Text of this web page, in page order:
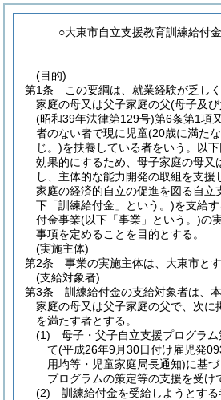
○大東市自立支援教育訓練給付
(目的)
第1条
この要綱は、就業経験が乏し
家庭の母又は父子家庭の父(母子及
(昭和39年法律第129号)第6条第1項
者のない者で現に児童(20歳に満た
じ。)を扶養している者をいう。以
効果的にするため、母子家庭の母又
し、主体的な能力開発の取組を支援
家庭の経済的自立の促進を図る自立
下「訓練給付金」という。)を支給
付金事業(以下「事業」という。)の
事項を定めることを目的とする。
(実施主体)
第2条
事業の実施主体は、大東市とす
(支給対象者)
第3条
訓練給付金の支給対象者は、
家庭の母又は父子家庭の父で、次に
を満たす者とする。
(1)
母子・父子自立支援プログラ
て(平成26年9月30日付け雇児発
用均等・児童家庭局長通知)に基
プログラムの策定等の支援を受け
(2)
訓練給付金を受給しようとす